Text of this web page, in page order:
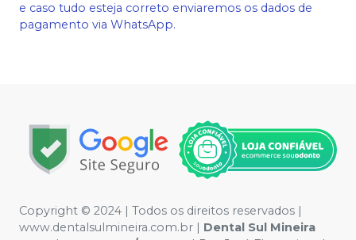
e caso tudo esteja correto enviaremos os dados de
pagamento via WhatsApp.
Copyright © 2024 | Todos os direitos reservados |
www.dentalsulmineira.com.br | Dental Sul Mineira